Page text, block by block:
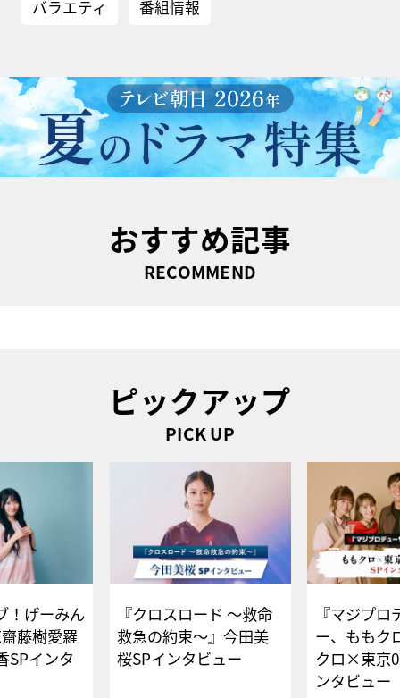
バラエティ 番組情報
おすすめ記事
RECOMMEND
ピックアップ
PICK UP
！げーみん
藤樹愛羅
SPインタ
『クロスロード ～救命
救急の約束～』今田美
桜SPインタビュー
『マジプロ
ー、ももク
クロ×東京
ンタビュー